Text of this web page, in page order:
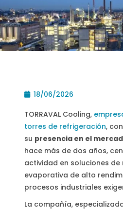
18/06/2026
TORRAVAL Cooling,
torres de refrigeración,
su presencia en el
hace más de dos años,
actividad en soluciones
evaporativa de alto
procesos industriales
La compañía,